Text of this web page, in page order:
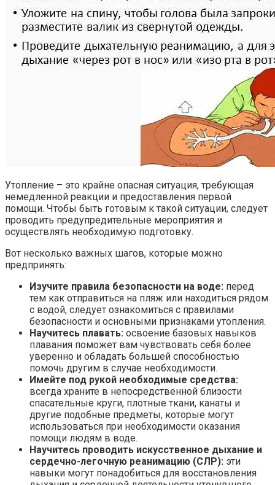
Утопление – это крайне опасная ситуация, требующая
немедленной реакции и предоставления первой
помощи. Чтобы быть готовым к такой ситуации, следует
проводить предупредительные мероприятия и
осуществлять необходимую подготовку.
Вот несколько важных шагов, которые можно
предпринять:
Изучите правила безопасности на воде: перед
тем как отправиться на пляж или находиться рядом
с водой, следует ознакомиться с правилами
безопасности и основными признаками утопления.
Научитесь плавать: освоение базовых навыков
плавания поможет вам чувствовать себя более
уверенно и обладать большей способностью
помочь другим в случае необходимости.
Имейте под рукой необходимые средства:
всегда храните в непосредственной близости
спасательные круги, плотные ткани, канаты и
другие подобные предметы, которые могут
использоваться при необходимости оказания
помощи людям в воде.
Научитесь проводить искусственное дыхание и
сердечно-легочную реанимацию (СЛР): эти
навыки могут понадобиться для восстановления